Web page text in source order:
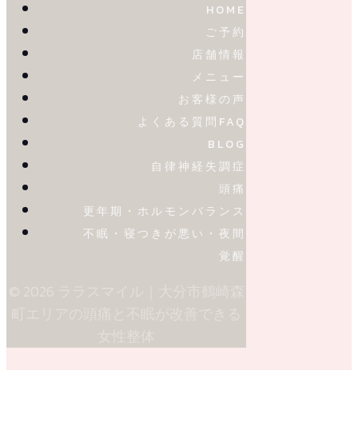
HOME
ご予約
店舗情報
メニュー
お客様の声
よくある質問FAQ
BLOG
自律神経失調症
頭痛
更年期・ホルモンバランス
不眠・寝つきが悪い・夜間
覚醒